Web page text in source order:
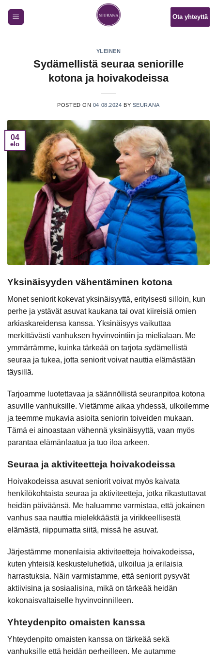
Ota yhteyttä
YLEINEN
Sydämellistä seuraa seniorille
kotona ja hoivakodeissa
POSTED ON 04.08.2024 BY SEURANA
04
elo
Yksinäisyyden vähentäminen kotona
Monet seniorit kokevat yksinäisyyttä, erityisesti silloin, kun
perhe ja ystävät asuvat kaukana tai ovat kiireisiä omien
arkiaskareidensa kanssa. Yksinäisyys vaikuttaa
merkittävästi vanhuksen hyvinvointiin ja mielialaan. Me
ymmärrämme, kuinka tärkeää on tarjota sydämellistä
seuraa ja tukea, jotta seniorit voivat nauttia elämästään
täysillä.
Tarjoamme luotettavaa ja säännöllistä seuranpitoa kotona
asuville vanhuksille. Vietämme aikaa yhdessä, ulkoilemme
ja teemme mukavia asioita seniorin toiveiden mukaan.
Tämä ei ainoastaan vähennä yksinäisyyttä, vaan myös
parantaa elämänlaatua ja tuo iloa arkeen.
Seuraa ja aktiviteetteja hoivakodeissa
Hoivakodeissa asuvat seniorit voivat myös kaivata
henkilökohtaista seuraa ja aktiviteetteja, jotka rikastuttavat
heidän päiväänsä. Me haluamme varmistaa, että jokainen
vanhus saa nauttia mielekkäästä ja virikkeellisestä
elämästä, riippumatta siitä, missä he asuvat.
Järjestämme monenlaisia aktiviteetteja hoivakodeissa,
kuten yhteisiä keskusteluhetkiä, ulkoilua ja erilaisia
harrastuksia. Näin varmistamme, että seniorit pysyvät
aktiivisina ja sosiaalisina, mikä on tärkeää heidän
kokonaisvaltaiselle hyvinvoinnilleen.
Yhteydenpito omaisten kanssa
Yhteydenpito omaisten kanssa on tärkeää sekä
vanhuksille että heidän perheilleen. Me autamme